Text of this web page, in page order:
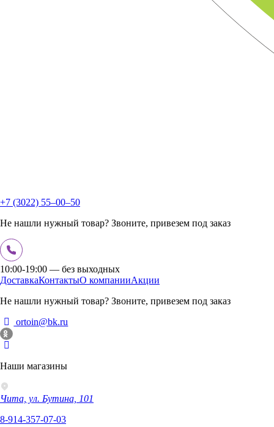
+7 (3022) 55‒00‒50
Не нашли нужный товар? Звоните, привезем под заказ
10:00-19:00 — без выходных
ДоставкаКонтактыО компанииАкции
Не нашли нужный товар? Звоните, привезем под заказ
ortoin@bk.ru
Наши магазины
Чита, ул. Бутина, 101
8-914-357-07-03